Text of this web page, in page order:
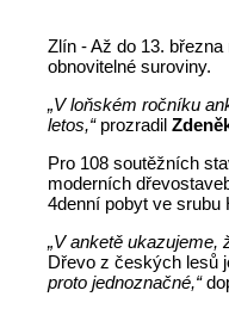
Zlín - Až do 13.
obnovitelné suroviny.
„V loňském ročníku
letos,“prozradil
Pro 108 soutěžních
moderních
4denní pobyt ve
„V anketě ukazujeme,
Dřevo z českých lesů
proto jednoznačné,“